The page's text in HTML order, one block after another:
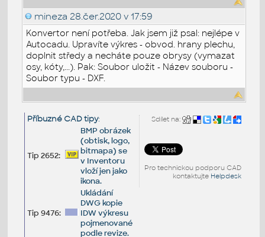
mineza 28.čer.2020 v 17:59
Konvertor není potřeba. Jak jsem již psal: nejlépe v
Autocadu. Upravíte výkres - obvod. hrany plechu,
doplnit středy a necháte pouze obrysy (vymazat
osy, kóty,...). Pak: Soubor uložit - Název souboru -
Soubor typu - DXF.
Sdílet na:
Pro technickou podporu CAD
kontaktujte Helpdesk
Příbuzné CAD tipy:
Tip 2652:
BMP obrázek
(obtisk, logo,
bitmapa) se
v Inventoru
vloží jen jako
ikona.
Tip 9476:
Ukládání
DWG kopie
IDW výkresu
pojmenované
podle revize.